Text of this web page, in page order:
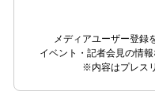
メディアユーザー登録
イベント・記者会見の情
※内容はプレス